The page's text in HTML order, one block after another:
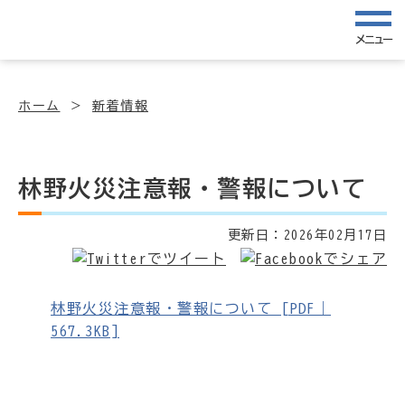
メニュー
ホーム 新着情報
林野火災注意報・警報について
更新日： 2026年02月17日
林野火災注意報・警報について [PDF｜
567.3KB]